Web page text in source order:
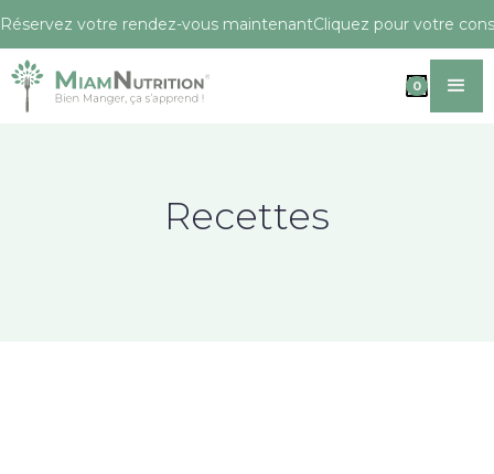
Réservez votre rendez-vous maintenantCliquez pour votre
0
Recettes